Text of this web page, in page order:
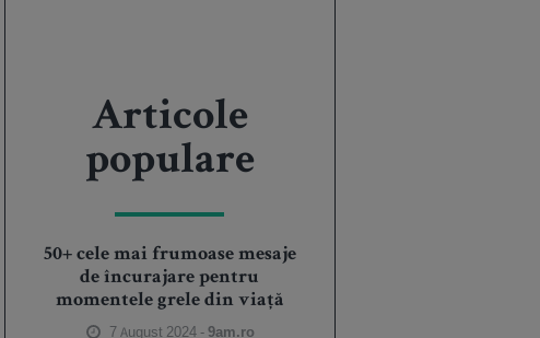
Articole
populare
50+ cele mai frumoase mesaje
de încurajare pentru
momentele grele din viață
7 August 2024 -9am.ro